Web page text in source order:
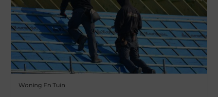
Woning En Tuin